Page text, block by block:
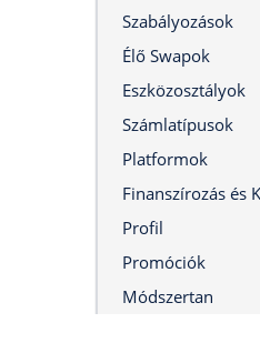
Szabályozások
Élő Swapok
Eszközosztályok
Számlatípusok
Platformok
Finanszírozás és
Profil
Promóciók
Módszertan